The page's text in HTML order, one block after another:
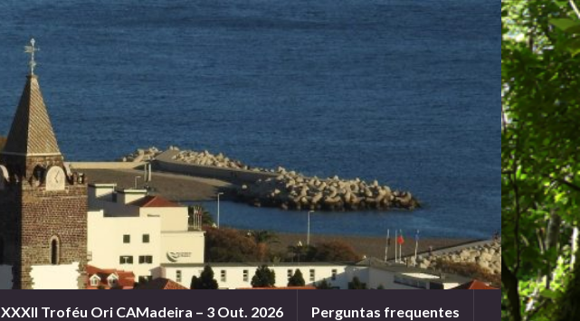
XXXII Troféu Ori CAMadeira – 3 Out. 2026 Perguntas frequentes